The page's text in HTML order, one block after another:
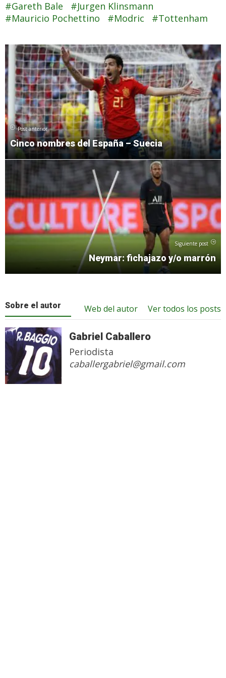
Gareth Bale
Jurgen Klinsmann
Mauricio Pochettino
Modric Tottenham
Post anterior
Cinco nombres del España – Suecia
Siguiente post
Neymar: fichajazo y/o marrón
Sobre el autor Ver todos los posts
Web del autor
Gabriel Caballero
Periodista
caballergabriel@gmail.com